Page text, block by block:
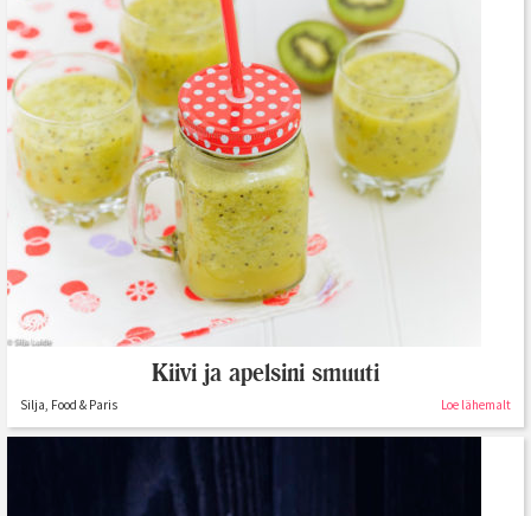
Kiivi ja apelsini smuuti
Silja, Food & Paris Loe lähemalt